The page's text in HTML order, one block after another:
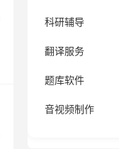
科研辅导
翻译服务
题库软件
音视频制作